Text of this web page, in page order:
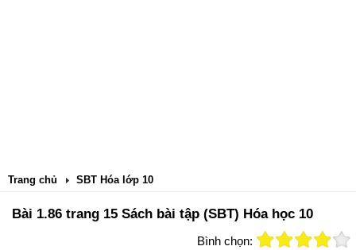
Trang chủ SBT Hóa lớp 10
Bài 1.86 trang 15 Sách bài tập (SBT) Hóa học 10
Bình chọn: